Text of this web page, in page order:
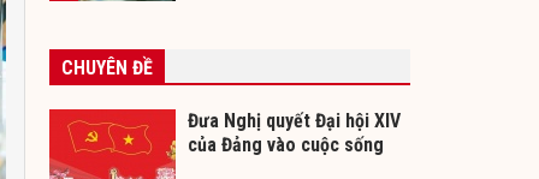
CHUYÊN ĐỀ
Đưa Nghị quyết Đại hội XIV
của Đảng vào cuộc sống